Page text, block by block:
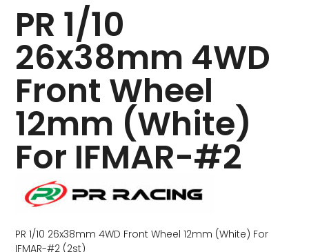
PR 1/10
26x38mm 4WD
Front Wheel
12mm (White)
For IFMAR-#2
PR 1/10 26x38mm 4WD Front Wheel 12mm (White) For
IFMAR-#2 (2st)